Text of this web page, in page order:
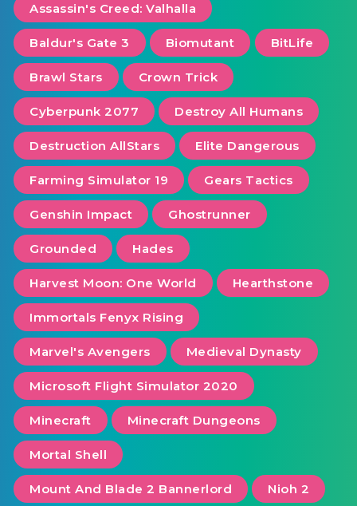
Assassin's Creed: Valhalla
Baldur's Gate 3 Biomutant BitLife
Brawl Stars Crown Trick
Cyberpunk 2077 Destroy All Humans
Destruction AllStars Elite Dangerous
Farming Simulator 19 Gears Tactics
Genshin Impact Ghostrunner
Grounded Hades
Harvest Moon: One World Hearthstone
Immortals Fenyx Rising
Marvel's Avengers Medieval Dynasty
Microsoft Flight Simulator 2020
Minecraft Minecraft Dungeons
Mortal Shell
Mount And Blade 2 Bannerlord Nioh 2